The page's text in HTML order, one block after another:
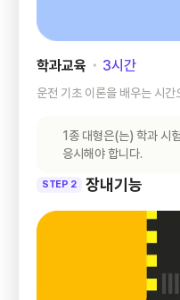
학과교육 ･ 3시간
운전 기초 이론을 배우는 시
1종 대형은(는) 학과 시
응시해야 합니다.
STEP 2 장내기능